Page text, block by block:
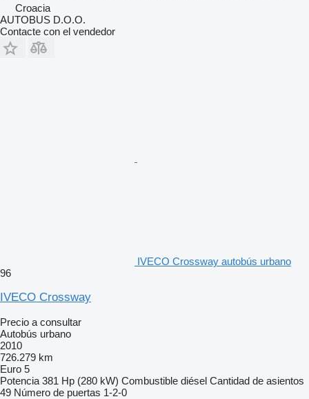
Croacia
AUTOBUS D.O.O.
Contacte con el vendedor
IVECO Crossway autobús urbano
96
IVECO Crossway
Precio a consultar
Autobús urbano
2010
726.279 km
Euro 5
Potencia 381 Hp (280 kW) Combustible diésel Cantidad de asientos
49 Número de puertas 1-2-0